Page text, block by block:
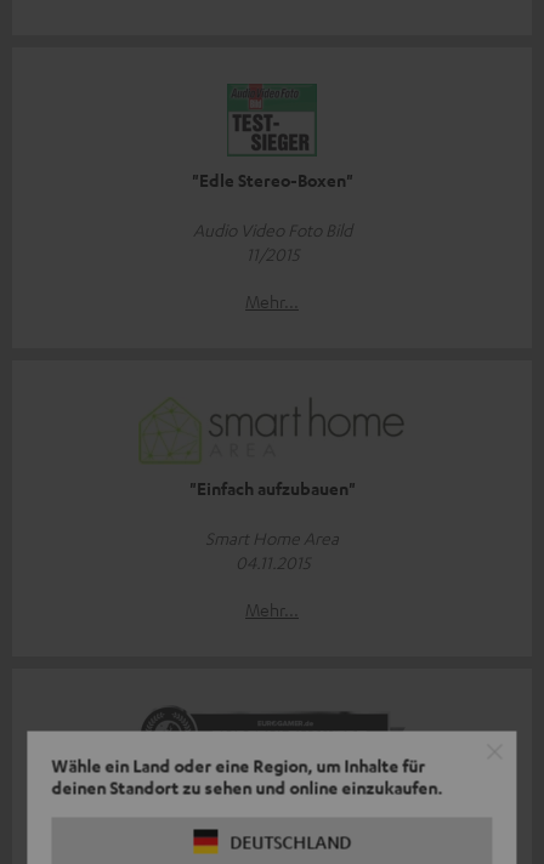
Wähle ein Land oder eine Region, um Inhalte für
deinen Standort zu sehen und online einzukaufen.
DEUTSCHLAND
"Edle Stereo-Boxen"
Audio Video Foto Bild
11/2015
Mehr...
"Einfach aufzubauen"
Smart Home Area
04.11.2015
Mehr...
„...klein, leistungsstark und ein echter Fan von